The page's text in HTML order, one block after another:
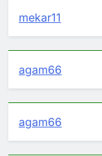
mekar11
agam66
agam66